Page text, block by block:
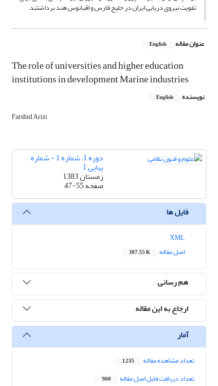
تقویت نیروی دریایی ایران در خلیج فارس و اقیانوس هند برداشتند.
عنوان مقاله English
The role of universities and higher education
institutions in development Marine industries
نویسنده English
Farshid Arizi
دوره 1، شماره 1 - شماره
پیاپی 1
زمستان 1383
صفحه47-55
فایل ها
اصل مقاله
307.55 K
هم رسانی
ارجاع به این مقاله
آمار
تعداد مشاهده مقاله 1,235
تعداد دریافت فایل اصل مقاله 960